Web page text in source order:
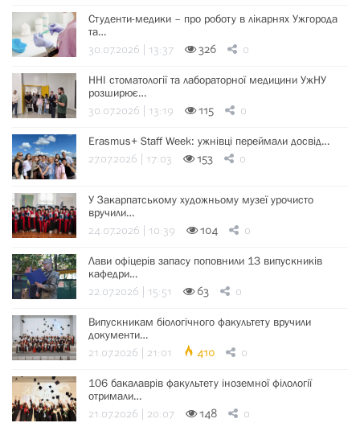
Студенти-медики – про роботу в лікарнях Ужгорода
та…
30.07.2026 | 13:37 326 0
ННІ стоматології та лабораторної медицини УжНУ
розширює…
30.07.2026 | 13:19 115 0
Erasmus+ Staff Week: ужнівці переймали досвід…
27.07.2026 | 17:03 153 0
У Закарпатському художньому музеї урочисто
вручили…
24.07.2026 | 10:39 104 0
Лави офіцерів запасу поповнили 13 випускників
кафедри…
22.07.2026 | 15:51 63 0
Випускникам біологічного факультету вручили
документи…
21.07.2026 | 21:01 410 0
106 бакалаврів факультету іноземної філології
отримали…
21.07.2026 | 20:07 148 0